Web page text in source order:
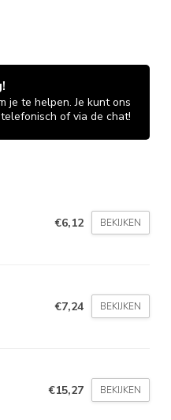
je te helpen. Je kunt ons
of via de chat!
€6,12 BEKIJKEN
€7,24 BEKIJKEN
€15,27 BEKIJKEN